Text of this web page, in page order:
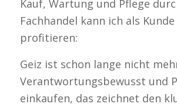
Kauf, Wartung und Pflege
Fachhandel kann ich als
profitieren:
Geiz ist schon lange nicht
Verantwortungsbewusst und
einkaufen, das zeichnet den